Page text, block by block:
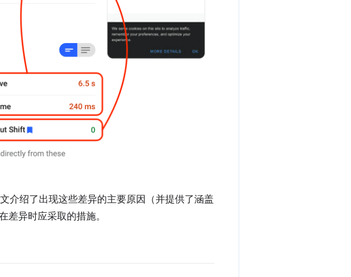
介绍了出现这些差异的主要原因（并提供了涵盖
异时应采取的措施。